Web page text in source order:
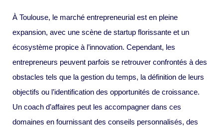
À Toulouse, le marché entrepreneurial est en pleine
expansion, avec une scène de startup florissante et un
écosystème propice à l’innovation. Cependant, les
entrepreneurs peuvent parfois se retrouver confrontés à des
obstacles tels que la gestion du temps, la définition de leurs
objectifs ou l’identification des opportunités de croissance.
Un coach d’affaires peut les accompagner dans ces
domaines en fournissant des conseils personnalisés, des